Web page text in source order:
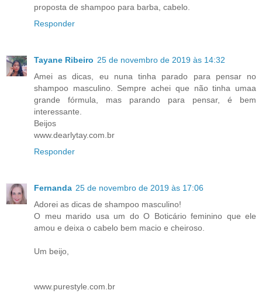
proposta de shampoo para barba, cabelo.
Responder
Tayane Ribeiro 25 de novembro de 2019 às 14:32
Amei as dicas, eu nuna tinha parado para pensar no
shampoo masculino. Sempre achei que não tinha umaa
grande fórmula, mas parando para pensar, é bem
interessante.
Beijos
www.dearlytay.com.br
Responder
Fernanda 25 de novembro de 2019 às 17:06
Adorei as dicas de shampoo masculino!
O meu marido usa um do O Boticário feminino que ele
amou e deixa o cabelo bem macio e cheiroso.
Um beijo,
www.purestyle.com.br